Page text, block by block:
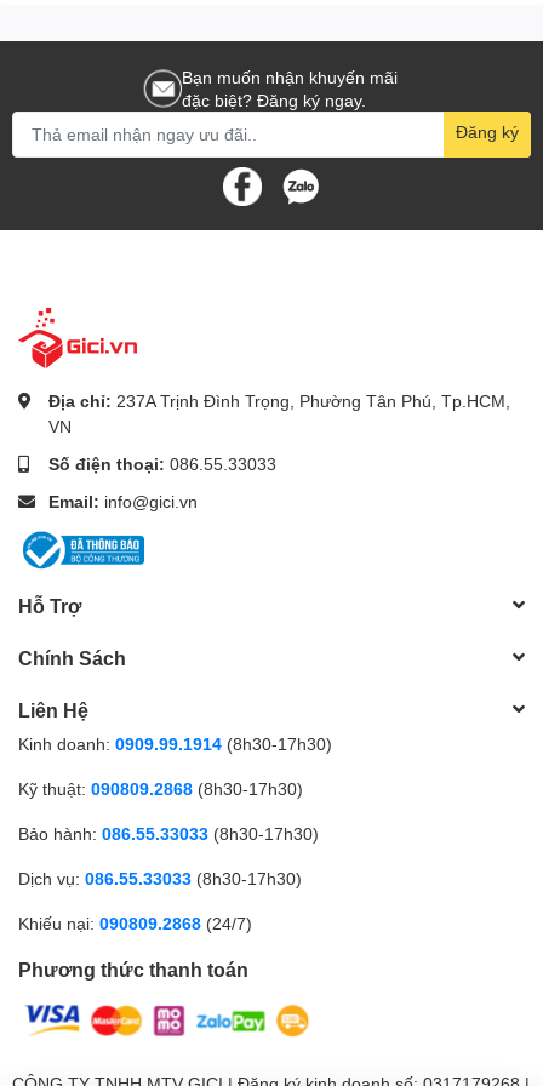
Hỗ trợ ổ cứng chính hãng Seagate:
Bạn muốn nhận khuyến mãi
đặc biệt? Đăng ký ngay.
Đăng ký
Địa chỉ: 237A Trịnh Đình Trọng, Phường Tân Phú, Tp.HCM,
VN
Số điện thoại: 086.55.33033
Email: info@gici.vn
Hỗ Trợ
Chính Sách
Liên Hệ
Kinh doanh: 0909.99.1914 (8h30-17h30)
Kỹ thuật: 090809.2868 (8h30-17h30)
Bảo hành: 086.55.33033 (8h30-17h30)
Dịch vụ: 086.55.33033 (8h30-17h30)
Khiếu nại: 090809.2868 (24/7)
Phương thức thanh toán